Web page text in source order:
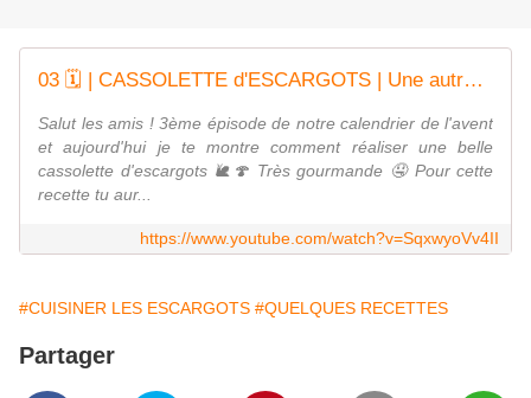
03 🗓️ | CASSOLETTE d'ESCARGOTS | Une autre façon de cuisiner les escargots avec UN PEU de beurre 🐌🍄
Salut les amis ! 3ème épisode de notre calendrier de l'avent
et aujourd'hui je te montre comment réaliser une belle
cassolette d'escargots 🐌🍄 Très gourmande 🤤 Pour cette
recette tu aur...
https://www.youtube.com/watch?v=SqxwyoVv4II
#CUISINER LES ESCARGOTS #QUELQUES RECETTES
Partager